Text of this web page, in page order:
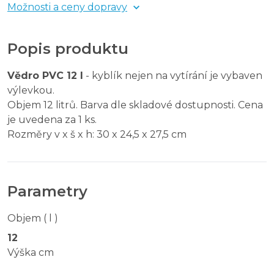
Možnosti a ceny dopravy
Popis produktu
Vědro PVC 12 l - kyblík nejen na vytírání je vybaven
výlevkou.
Objem 12 litrů. Barva dle skladové dostupnosti. Cena
je uvedena za 1 ks.
Rozměry v x š x h: 30 x 24,5 x 27,5 cm
Parametry
Objem ( l )
12
Výška cm